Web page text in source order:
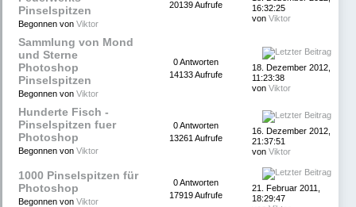
Pinselspitzen
Begonnen von Viktor
20139 Aufrufe
16:32:25
von Viktor
Sammlung von Mond
und Sterne
Photoshop
Pinselspitzen
Begonnen von Viktor
0 Antworten
14133 Aufrufe
18. Dezember 2012,
11:23:38
von Viktor
Hunderte Fisch -
Pinselspitzen fuer
Photoshop
Begonnen von Viktor
0 Antworten
13261 Aufrufe
16. Dezember 2012,
21:37:51
von Viktor
1000 Pinselspitzen für
Photoshop
Begonnen von Viktor
0 Antworten
17919 Aufrufe
21. Februar 2011,
18:29:47